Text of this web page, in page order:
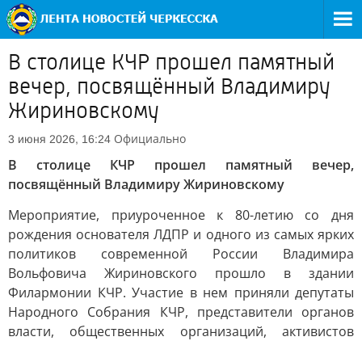
В столице КЧР прошел памятный
вечер, посвящённый Владимиру
Жириновскому
3 июня 2026, 16:24 Официально
В столице КЧР прошел памятный вечер,
посвящённый Владимиру Жириновскому
Мероприятие, приуроченное к 80-летию со дня
рождения основателя ЛДПР и одного из самых ярких
политиков современной России Владимира
Вольфовича Жириновского прошло в здании
Филармонии КЧР. Участие в нем приняли депутаты
Народного Собрания КЧР, представители органов
власти, общественных организаций, активистов